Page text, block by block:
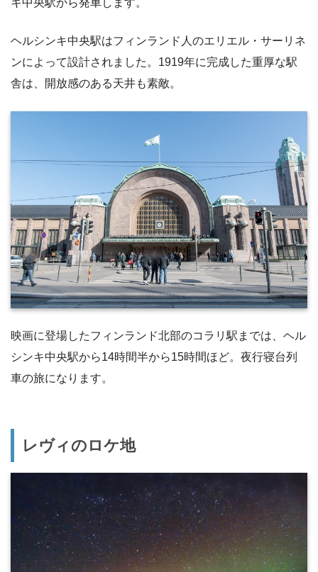
ヘルシンキ中央駅はフィンランド人のエリエル・サーリネ
ンによって設計されました。1919年に完成した重厚な駅
舎は、開放感のある天井も素敵。
映画に登場したフィンランド北部のコラリ駅までは、ヘル
シンキ中央駅から14時間半から15時間ほど。夜行寝台列
車の旅になります。
レヴィのロケ地